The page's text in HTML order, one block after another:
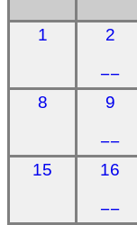
1 2
−−
8 9
−−
15
16
−−